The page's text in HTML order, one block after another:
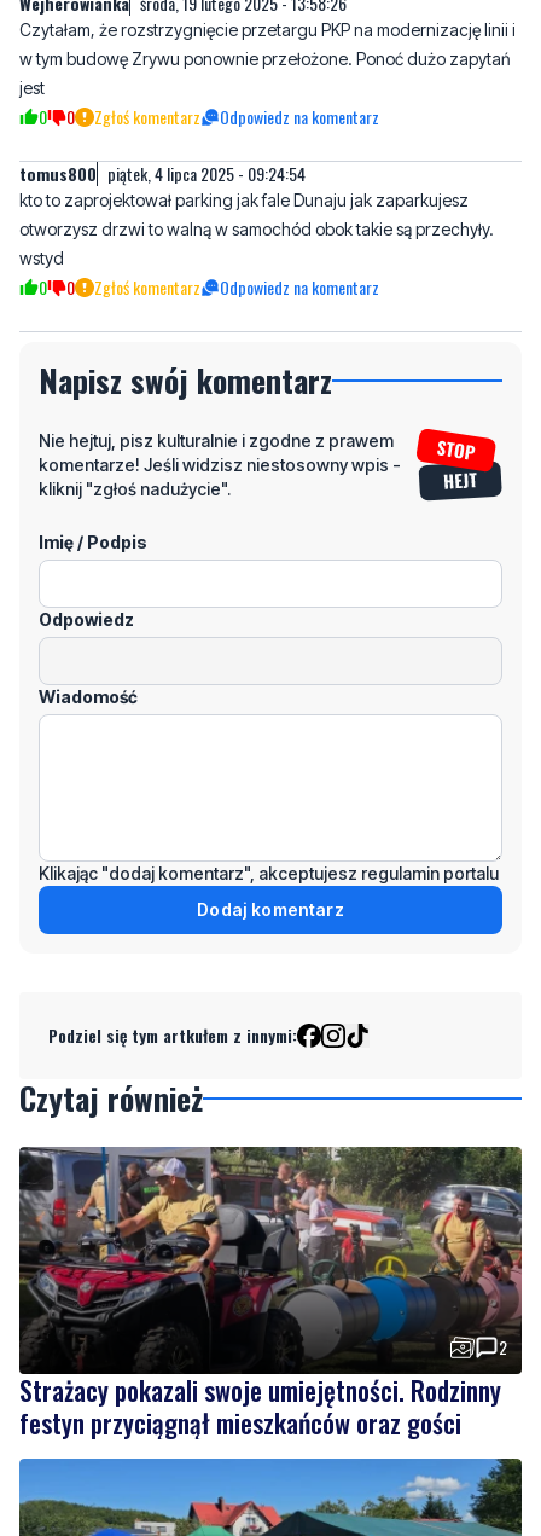
0 0 Zgłoś komentarz Odpowiedz na komentarz
tomus800
kto to zaprojektował parking jak fale Dunaju jak zaparkujesz
wstyd
0 0 Zgłoś komentarz Odpowiedz na komentarz
Napisz swój komentarz
komentarze! Jeśli widzisz niestosowny wpis -
kliknij "zgłoś nadużycie".
Imię / Podpis
Odpowiedz
Wiadomość
2
Strażacy pokazali swoje umiejętności. Rodzinny
festyn przyciągnął mieszkańców oraz gości